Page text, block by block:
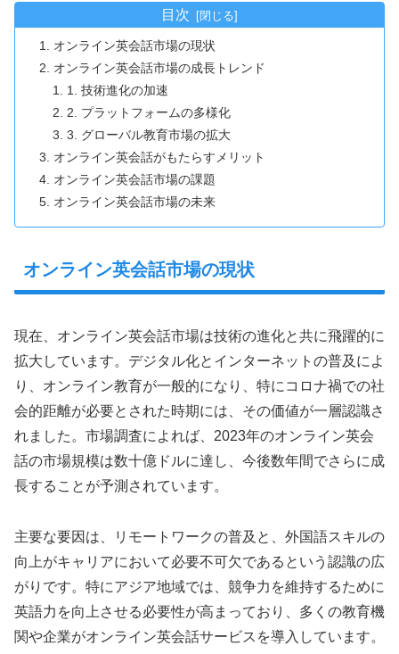
目次
オンライン英会話市場の現状
オンライン英会話市場の成長トレンド
1. 技術進化の加速
2. プラットフォームの多様化
3. グローバル教育市場の拡大
オンライン英会話がもたらすメリット
オンライン英会話市場の課題
オンライン英会話市場の未来
オンライン英会話市場の現状
現在、オンライン英会話市場は技術の進化と共に飛躍的に
拡大しています。デジタル化とインターネットの普及によ
り、オンライン教育が一般的になり、特にコロナ禍での社
会的距離が必要とされた時期には、その価値が一層認識さ
れました。市場調査によれば、2023年のオンライン英会
話の市場規模は数十億ドルに達し、今後数年間でさらに成
長することが予測されています。
主要な要因は、リモートワークの普及と、外国語スキルの
向上がキャリアにおいて必要不可欠であるという認識の広
がりです。特にアジア地域では、競争力を維持するために
英語力を向上させる必要性が高まっており、多くの教育機
関や企業がオンライン英会話サービスを導入しています。